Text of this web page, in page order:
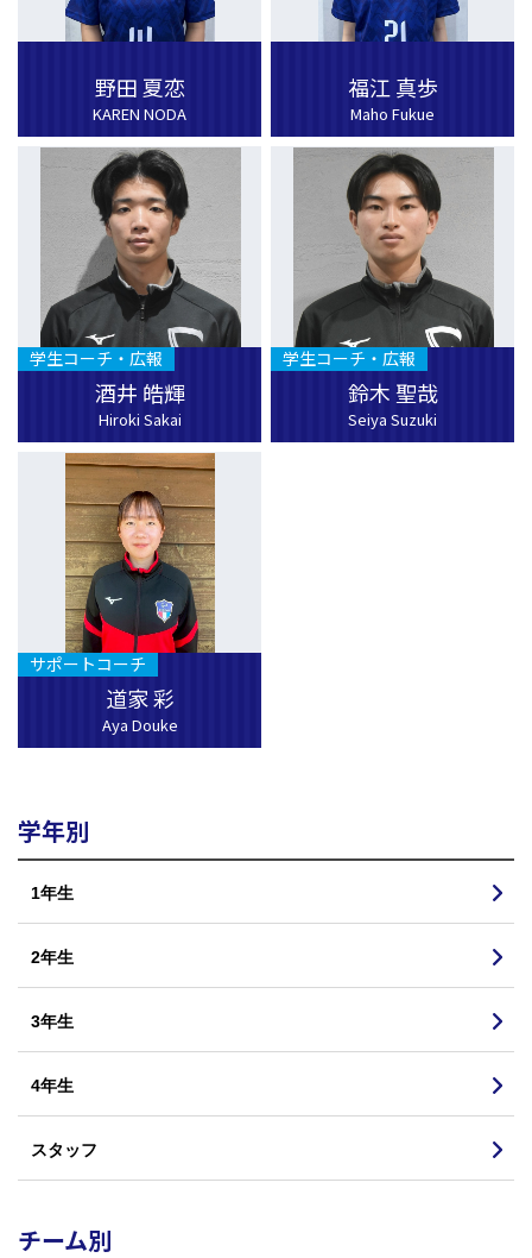
野田 夏恋
KAREN NODA
福江 真歩
Maho Fukue
酒井 皓輝
Hiroki Sakai
学生コーチ・広報
鈴木 聖哉
Seiya Suzuki
学生コーチ・広報
道家 彩
Aya Douke
サポートコーチ
学年別
1年生
2年生
3年生
4年生
スタッフ
チーム別